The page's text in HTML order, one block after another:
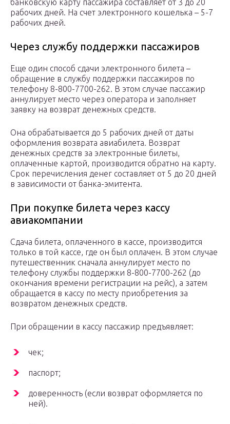
банковскую карту пассажира составляет от 3 до 20
рабочих дней. На счет электронного кошелька – 5-7
рабочих дней.
Через службу поддержки пассажиров
Еще один способ сдачи электронного билета –
обращение в службу поддержки пассажиров по
телефону 8-800-7700-262. В этом случае пассажир
аннулирует место через оператора и заполняет
заявку на возврат денежных средств.
Она обрабатывается до 5 рабочих дней от даты
оформления возврата авиабилета. Возврат
денежных средств за электронные билеты,
оплаченные картой, производится обратно на карту.
Срок перечисления денег составляет от 5 до 20 дней
в зависимости от банка-эмитента.
При покупке билета через кассу
авиакомпании
Сдача билета, оплаченного в кассе, производится
только в той кассе, где он был оплачен. В этом случае
путешественник сначала аннулирует место по
телефону службы поддержки 8-800-7700-262 (до
окончания времени регистрации на рейс), а затем
обращается в кассу по месту приобретения за
возвратом денежных средств.
При обращении в кассу пассажир предъявляет:
чек;
паспорт;
доверенность (если возврат оформляется по
ней).